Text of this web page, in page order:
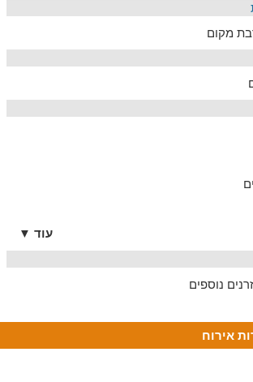
מקום
עוד ▼
נוספים